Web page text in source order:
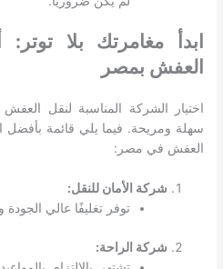
ابدأ مغامرتك بلا
العفش بمصر
اختيار الشركة المناسبة لنقل
سهلة ومريحة. فيما يلي قائمة
العفش في مصر:
شركة الأمان للنقل:
توفر تغليفًا عالي الجودة
شركة الراحة: